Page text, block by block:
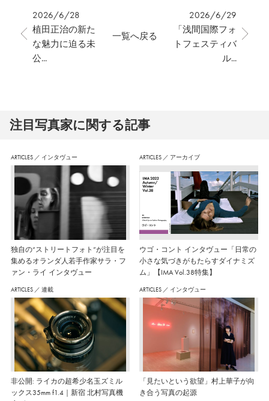
2026/6/28
植田正治の新た
な魅力に迫る未
公...
2026/6/29
「浅間国際フォ
トフェスティバ
ル...
一覧へ戻る
注⽬写真家に関する記事
ARTICLES ／ インタヴュー
独自の“ストリートフォト”が注目を
集めるオランダ人若手作家サラ・フ
ァン・ライ インタヴュー
ARTICLES ／ アーカイブ
ウゴ・コント インタヴュー「日常の
小さな気づきがもたらすダイナミズ
ム」【IMA Vol.38特集】
ARTICLES ／ 連載
非公開: ライカの超希少名玉ズミル
ックス35mm f1.4｜新宿 北村写真機
ARTICLES ／ インタヴュー
「見たいという欲望」村上華子が向
き合う写真の起源